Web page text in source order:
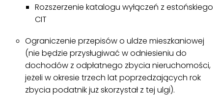
Rozszerzenie katalogu wyłączeń z estońskiego
CIT
Ograniczenie przepisów o uldze mieszkaniowej
(nie będzie przysługiwać w odniesieniu do
dochodów z odpłatnego zbycia nieruchomości,
jeżeli w okresie trzech lat poprzedzających rok
zbycia podatnik już skorzystał z tej ulgi).